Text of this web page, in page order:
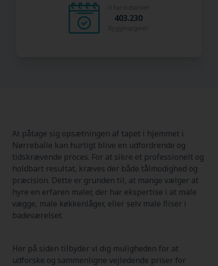
Vi har indsamlet
403.230
Byggeopgaver
At påtage sig opsætningen af tapet i hjemmet i
Nørreballe kan hurtigt blive en udfordrende og
tidskrævende proces. For at sikre et professionelt og
holdbart resultat, kræves der både tålmodighed og
præcision. Dette er grunden til, at mange vælger at
hyre en erfaren maler, der har ekspertise i at male
vægge, male køkkenlåger, eller selv male fliser i
badeværelset.
Her på siden tilbyder vi dig muligheden for at
udforske og sammenligne vejledende priser for